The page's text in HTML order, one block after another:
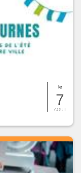
le
7
AOUT